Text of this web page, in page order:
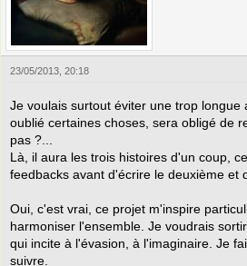
23/05/2013, 20:18
Je voulais surtout éviter une trop
oublié certaines choses, sera obligé de
pas ?...
Là, il aura les trois histoires d'un coup,
feedbacks avant d'écrire le deuxième et
Oui, c'est vrai, ce projet m'inspire
harmoniser l'ensemble. Je voudrais
qui incite à l'évasion, à l'imaginaire. Je
suivre.